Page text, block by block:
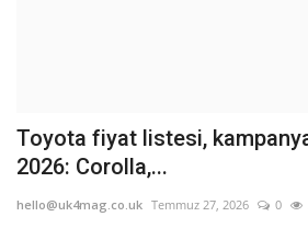
Toyota fiyat listesi,
2026: Corolla,...
hello@uk4mag.co.uk Temmuz 27, 2026 0